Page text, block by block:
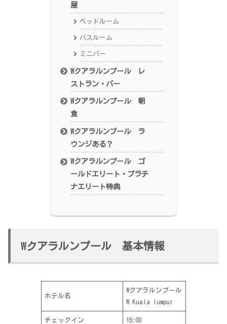
屋
ベッドルーム
バスルーム
ミニバー
Wクアラルンプール レ
ストラン・バー
Wクアラルンプール 朝
食
Wクアラルンプール ラ
ウンジある？
Wクアラルンプール ゴ
ールドエリート・プラチ
ナエリート特典
Wクアラルンプール 基本情報
ホテル名
Wクアラルンプール
W Kuala lumpur
チェックイン 15:00